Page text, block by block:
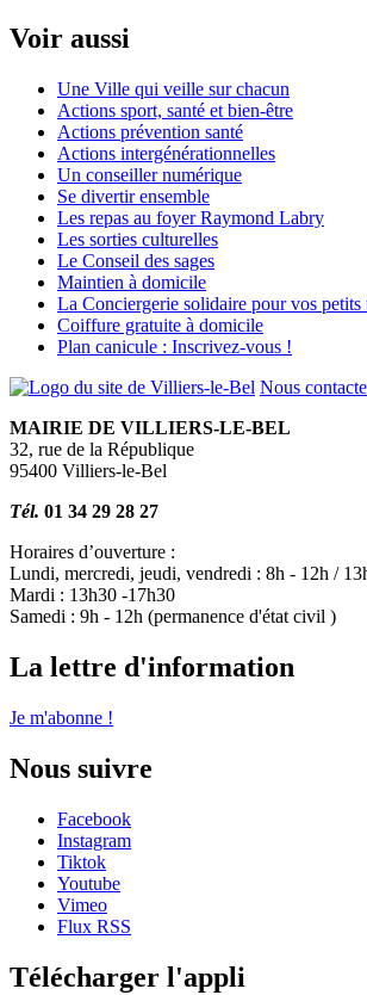
Voir aussi
Une Ville qui veille sur chacun
Actions sport, santé et bien-être
Actions prévention santé
Actions intergénérationnelles
Un conseiller numérique
Se divertir ensemble
Les repas au foyer Raymond Labry
Les sorties culturelles
Le Conseil des sages
Maintien à domicile
La Conciergerie solidaire pour vos petits
Coiffure gratuite à domicile
Plan canicule : Inscrivez-vous !
Nous
MAIRIE DE VILLIERS-LE-BEL
32, rue de la République
95400 Villiers-le-Bel
Tél. 01 34 29 28 27
Horaires d’ouverture :
Lundi, mercredi, jeudi, vendredi : 8h - 12h /
Mardi : 13h30 -17h30
Samedi : 9h - 12h (permanence d'état civil )
La lettre d'information
Je m'abonne !
Nous suivre
Facebook
Instagram
Tiktok
Youtube
Vimeo
Flux RSS
Télécharger l'appli